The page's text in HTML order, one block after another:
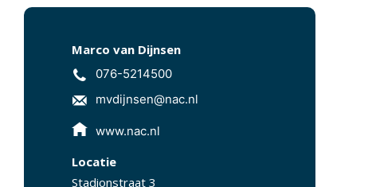
Marco van Dijnsen
076-5214500
mvdijnsen@nac.nl
www.nac.nl
Locatie
Stadionstraat 3